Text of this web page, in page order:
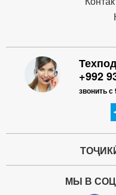
+992
звонить
МЫ В